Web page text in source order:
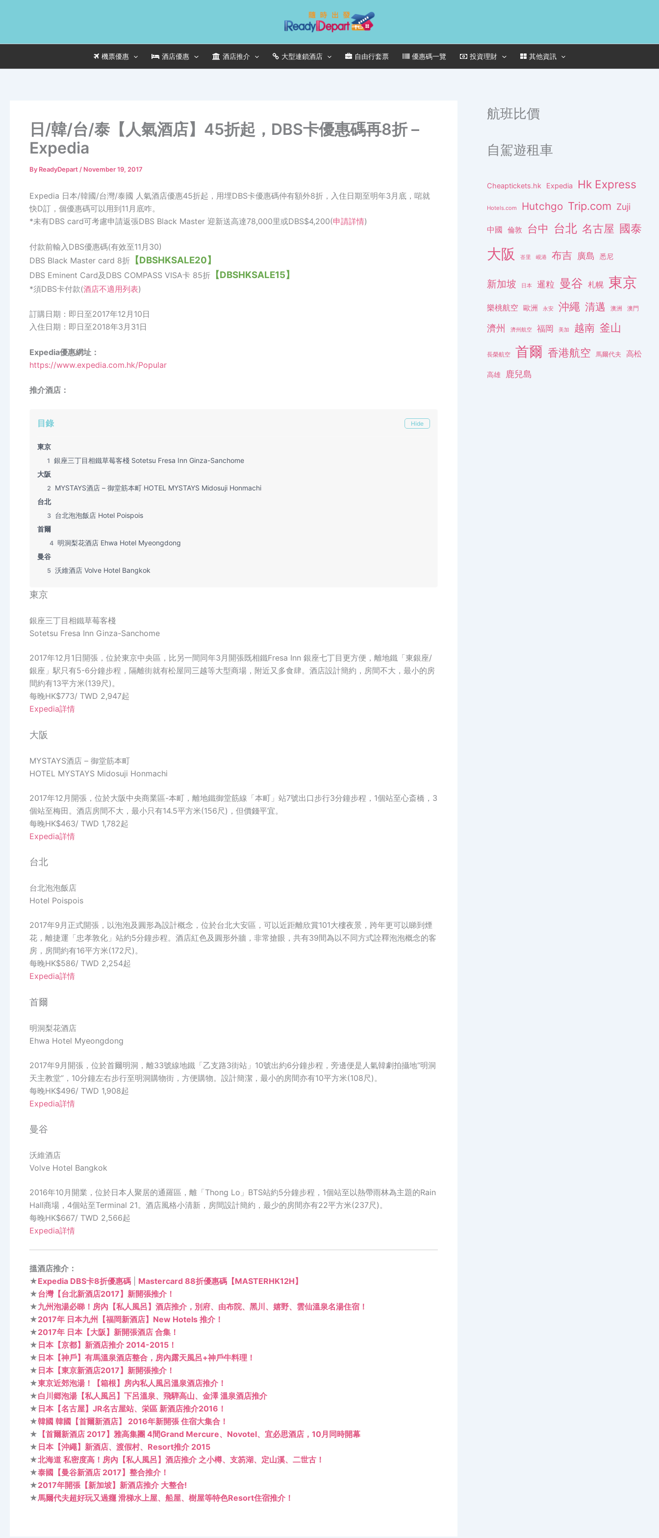
機票優惠 酒店優惠 酒店推介 大型連鎖酒店 自由行套票 優惠碼一覽 投資理財 其他資訊
日/韓/台/泰【人氣酒店】45折起，DBS卡優惠碼再8折 –
Expedia
By ReadyDepart / November 19, 2017
Expedia 日本/韓國/台灣/泰國 人氣酒店優惠45折起，用埋DBS卡優惠碼仲有額外8折，入住日期至明年3月底，啱就
快D訂，個優惠碼可以用到11月底咋。
*未有DBS card可考慮申請返張DBS Black Master 迎新送高達78,000里或DBS$4,200(申請詳情)
付款前輸入DBS優惠碼(有效至11月30)
DBS Black Master card 8折 【DBSHKSALE20】
DBS Eminent Card及DBS COMPASS VISA卡 85折 【DBSHKSALE15】
*須DBS卡付款(酒店不適用列表)
訂購日期：即日至2017年12月10日
入住日期：即日至2018年3月31日
Expedia優惠網址：
https://www.expedia.com.hk/Popular
推介酒店：
目錄 Hide
東京
1 銀座三丁目相鐵草莓客棧 Sotetsu Fresa Inn Ginza-Sanchome
大阪
2
MYSTAYS酒店 – 御堂筋本町 HOTEL MYSTAYS Midosuji Honmachi
台北
3 台北泡泡飯店 Hotel Poispois
首爾
4 明洞梨花酒店 Ehwa Hotel Myeongdong
曼谷
5 沃維酒店 Volve Hotel Bangkok
東京
銀座三丁目相鐵草莓客棧
Sotetsu Fresa Inn Ginza-Sanchome
2017年12月1日開張，位於東京中央區，比另一間同年3月開張既相鐵Fresa Inn 銀座七丁目更方便，離地鐵「東銀座/
銀座」駅只有5-6分鐘步程，隔離街就有松屋同三越等大型商場，附近又多食肆。酒店設計簡約，房間不大，最小的房
間約有13平方米(139尺)。
每晚HK$773/ TWD 2,947起
Expedia詳情
大阪
MYSTAYS酒店 – 御堂筋本町
HOTEL MYSTAYS Midosuji Honmachi
2017年12月開張，位於大阪中央商業區-本町，離地鐵御堂筋線「本町」站7號出口步行3分鐘步程，1個站至心斎橋，3
個站至梅田。酒店房間不大，最小只有14.5平方米(156尺)，但價錢平宜。
每晚HK$463/ TWD 1,782起
Expedia詳情
台北
台北泡泡飯店
Hotel Poispois
2017年9月正式開張，以泡泡及圓形為設計概念，位於台北大安區，可以近距離欣賞101大樓夜景，跨年更可以睇到煙
花，離捷運「忠孝敦化」站約5分鐘步程。酒店紅色及圓形外牆，非常搶眼，共有39間為以不同方式詮釋泡泡概念的客
房，房間約有16平方米(172尺)。
每晚HK$586/ TWD 2,254起
Expedia詳情
首爾
明洞梨花酒店
Ehwa Hotel Myeongdong
2017年9月開張，位於首爾明洞，離33號線地鐵「乙支路3街站」10號出約6分鐘步程，旁邊便是人氣韓劇拍攝地“明洞
天主教堂”，10分鐘左右步行至明洞購物街，方便購物。設計簡潔，最小的房間亦有10平方米(108尺)。
每晚HK$496/ TWD 1,908起
Expedia詳情
曼谷
沃維酒店
Volve Hotel Bangkok
2016年10月開業，位於日本人聚居的通羅區，離「Thong Lo」BTS站約5分鐘步程，1個站至以熱帶雨林為主題的Rain
Hall商場，4個站至Terminal 21。酒店風格小清新，房間設計簡約，最少的房間亦有22平方米(237尺)。
每晚HK$667/ TWD 2,566起
Expedia詳情
搵酒店推介：
★Expedia DBS卡8折優惠碼
Mastercard 88折優惠碼【MASTERHK12H】
★台灣【台北新酒店2017】新開張推介！
★九州泡湯必睇！房內【私人風呂】酒店推介，別府、由布院、黑川、嬉野、雲仙溫泉名湯住宿！
★2017年 日本九州【福岡新酒店】New Hotels 推介！
★2017年 日本【大阪】新開張酒店 合集！
★ 日本【京都】新酒店推介 2014-2015！
★ 日本【神戶】有馬溫泉酒店整合，房內露天風呂+神戶牛料理！
★ 日本【東京新酒店2017】新開張推介！
★東京近郊泡湯！【箱根】房內私人風呂溫泉酒店推介！
★白川郷泡湯【私人風呂】下呂溫泉、飛騨高山、金澤 溫泉酒店推介
★ 日本【名古屋】JR名古屋站、栄區 新酒店推介2016！
★韓國 韓國【首爾新酒店】 2016年新開張 住宿大集合！
★ 【首爾新酒店 2017】雅高集團 4間Grand Mercure、Novotel、宜必思酒店，10月同時開幕
★ 日本【沖繩】新酒店、渡假村、Resort推介 2015
★北海道 私密度高！房內【私人風呂】酒店推介 之小樽、支笏湖、定山溪、二世古！
★泰國【曼谷新酒店 2017】整合推介！
★2017年開張【新加坡】新酒店推介 大整合!
★馬爾代夫超好玩又過癮 滑梯水上屋、船屋、樹屋等特色Resort住宿推介！
航班比價
自駕遊租車
Cheaptickets.hk Expedia Hk Express
Hotels.com Hutchgo Trip.com Zuji
中國 倫敦 台中 台北 名古屋 國泰
大阪 峇里 峴港 布吉 廣島 悉尼
新加坡 日本 暹粒 曼谷 札幌 東京
樂桃航空 歐洲 永安 沖繩 清邁 澳洲 澳門
濟州 濟州航空 福岡 美加 越南 釜山
長榮航空 首爾 香港航空 馬爾代夫 高松
高雄 鹿兒島